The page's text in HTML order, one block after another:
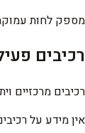
מספק לחות
רכיבים
רכיבים מרכזיים
אין מידע על